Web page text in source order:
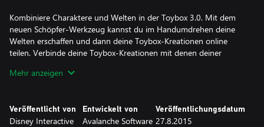
Kombiniere Charaktere und Welten in der Toybox 3.0. Mit dem
neuen Schöpfer-Werkzeug kannst du im Handumdrehen deine
Welten erschaffen und dann deine Toybox-Kreationen online
teilen. Verbinde deine Toybox-Kreationen mit denen deiner
freischaltest. Diese sind separat erhältlich.
Mehr anzeigen
Veröffentlicht von
Disney Interactive
Entwickelt von
Avalanche Software
Veröffentlichungsdatum
27.8.2015